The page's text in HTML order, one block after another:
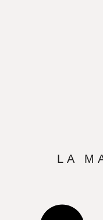
LA